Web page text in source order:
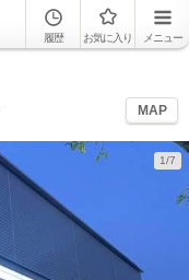
履歴 お気に入り メニュー
MAP
1/7